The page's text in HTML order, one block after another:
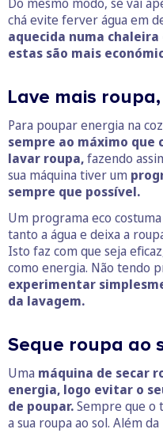
chá evite ferver água em
aquecida numa
estas são mais
Lave mais
Para poupar energia na
sempre ao máximo que
lavar roupa,fazendo
sua máquina tiver um
sempre que possível.
Um programa eco
tanto a água e deixa a
Isto faz com que seja
como energia. Não tendo
experimentar
da lavagem.
Seque roupa ao
Uma máquina de secar
energia, logo evitar o
de poupar.Sempre que
a sua roupa ao sol. Além